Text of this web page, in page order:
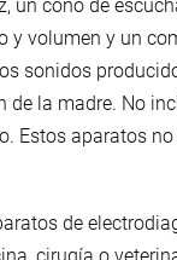
un cono de
y volumen y un
sonidos
de la madre. No
Estos aparatos
de